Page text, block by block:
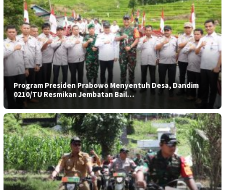
Program Presiden Prabowo Menyentuh Desa, Dandim
0210/TU Resmikan Jembatan Bail…